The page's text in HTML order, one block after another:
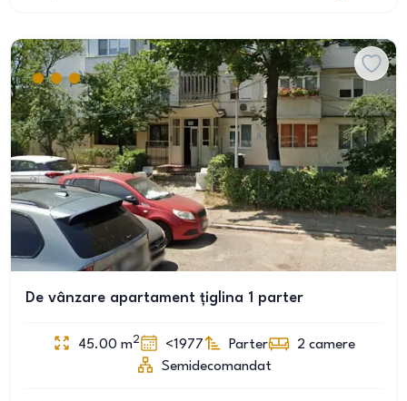
De vânzare apartament țiglina 1 parter
45.00 m2 <1977 Parter 2 camere
Semidecomandat